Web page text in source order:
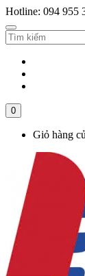
Hotline: 094 955
0
Giỏ hàng